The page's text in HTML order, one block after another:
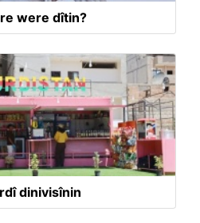
were dîtin?
dinivisînin